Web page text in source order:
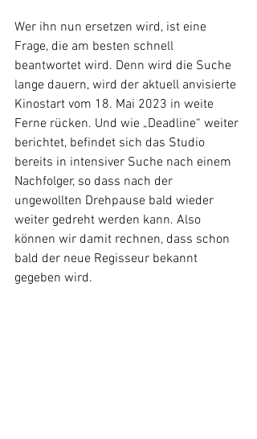
Wer ihn nun ersetzen wird, ist eine
Frage, die am besten schnell
beantwortet wird. Denn wird die Suche
lange dauern, wird der aktuell anvisierte
Kinostart vom 18. Mai 2023 in weite
Ferne rücken. Und wie „Deadline“ weiter
berichtet, befindet sich das Studio
bereits in intensiver Suche nach einem
Nachfolger, so dass nach der
ungewollten Drehpause bald wieder
weiter gedreht werden kann. Also
können wir damit rechnen, dass schon
bald der neue Regisseur bekannt
gegeben wird.